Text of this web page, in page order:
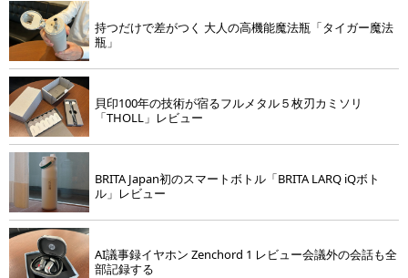
持つだけで差がつく 大人の高機能魔法瓶「タイガー魔法
瓶」
貝印100年の技術が宿るフルメタル５枚刃カミソリ
「THOLL」レビュー
BRITA Japan初のスマートボトル「BRITA LARQ iQボト
ル」レビュー
AI議事録イヤホン Zenchord 1 レビュー会議外の会話も全
部記録する